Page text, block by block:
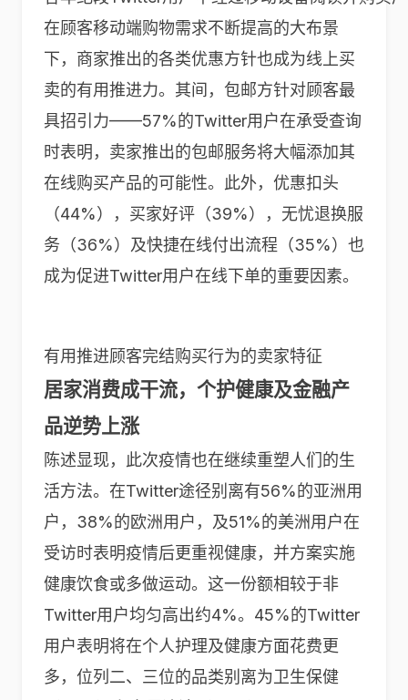
在顾客移动端购物需求不断提高的大布景
下，商家推出的各类优惠方针也成为线上买
卖的有用推进力。其间，包邮方针对顾客最
具招引力——57%的Twitter用户在承受查询
时表明，卖家推出的包邮服务将大幅添加其
在线购买产品的可能性。此外，优惠扣头
（44%），买家好评（39%），无忧退换服
务（36%）及快捷在线付出流程（35%）也
成为促进Twitter用户在线下单的重要因素。
有用推进顾客完结购买行为的卖家特征
居家消费成干流，个护健康及金融产
品逆势上涨
陈述显现，此次疫情也在继续重塑人们的生
活方法。在Twitter途径别离有56%的亚洲用
户，38%的欧洲用户，及51%的美洲用户在
受访时表明疫情后更重视健康，并方案实施
健康饮食或多做运动。这一份额相较于非
Twitter用户均匀高出约4%。45%的Twitter
用户表明将在个人护理及健康方面花费更
多，位列二、三位的品类别离为卫生保健